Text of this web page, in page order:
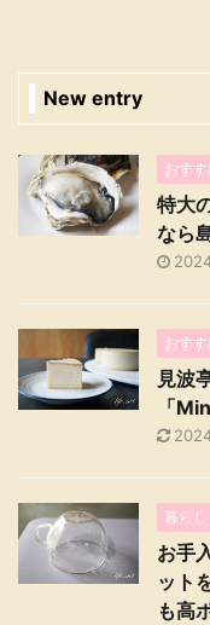
New entry
おす
特大
なら
おす
見波
「
暮らし
お手
ット
も高